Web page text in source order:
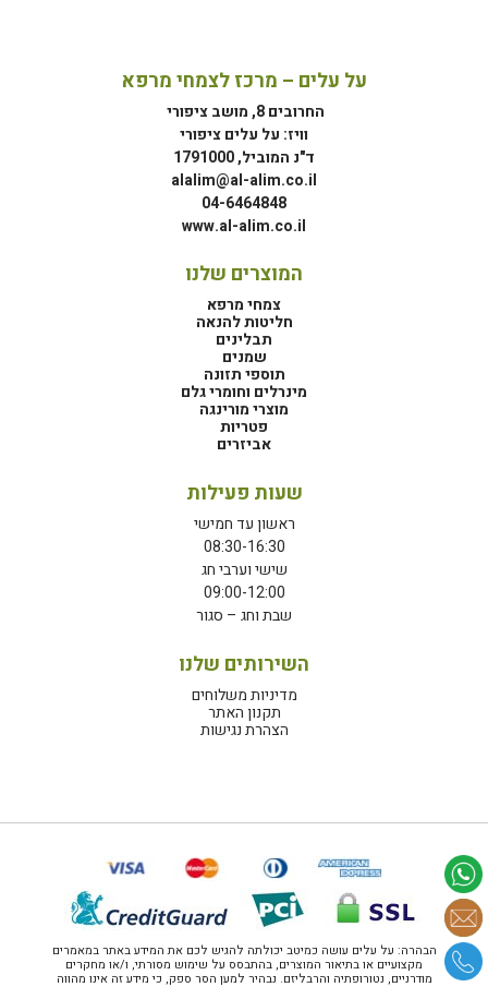
על עלים – מרכז לצמחי מרפא
החרובים 8, מושב ציפורי
וויז: על עלים ציפורי
ד"נ המוביל, 1791000
alalim@al-alim.co.il
04-6464848
www.al-alim.co.il
המוצרים שלנו
צמחי מרפא
חליטות להנאה
תבלינים
שמנים
תוספי תזונה
מינרלים וחומרי גלם
מוצרי מורינגה
פטריות
אביזרים
שעות פעילות
ראשון עד חמישי
08:30-16:30
שישי וערבי חג
09:00-12:00
שבת וחג – סגור
השירותים שלנו
מדיניות משלוחים
תקנון האתר
הצהרת נגישות
הבהרה: על עלים עושה כמיטב יכולתה להגיש לכם את המידע באתר במאמרים
מקצועיים או בתיאור המוצרים, בהתבסס על שימוש מסורתי, ו/או מחקרים
מודרניים, נטורופתיה והרבליזם. נבהיר למען הסר ספק, כי מידע זה אינו מהווה